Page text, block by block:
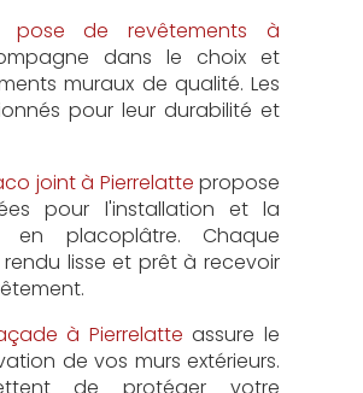
pose de revêtements à
dans le choix et
muraux de qualité. Les
pour leur durabilité et
joint à Pierrelatte propose
pour l'installation et la
placoplâtre. Chaque
lisse et prêt à recevoir
à Pierrelatte assure le
de vos murs extérieurs.